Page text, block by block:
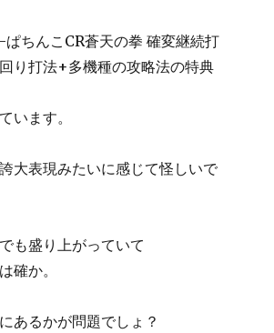
ちんこCR蒼天の拳 確変継続打
り打法+多機種の攻略法の特典
います。
大表現みたいに感じて怪しいで
も盛り上がっていて
確か。
あるかが問題でしょ？